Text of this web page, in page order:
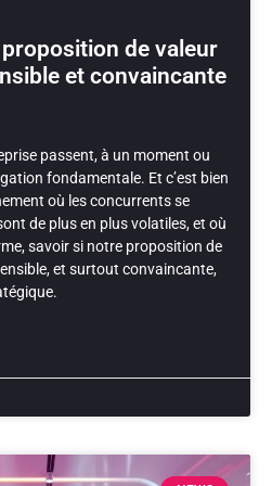
de valeur
et convaincante
passent, à un moment ou
fondamentale. Et c’est bien
où les concurrents se
de plus en plus volatiles, et où
savoir si notre proposition de
et surtout convaincante,